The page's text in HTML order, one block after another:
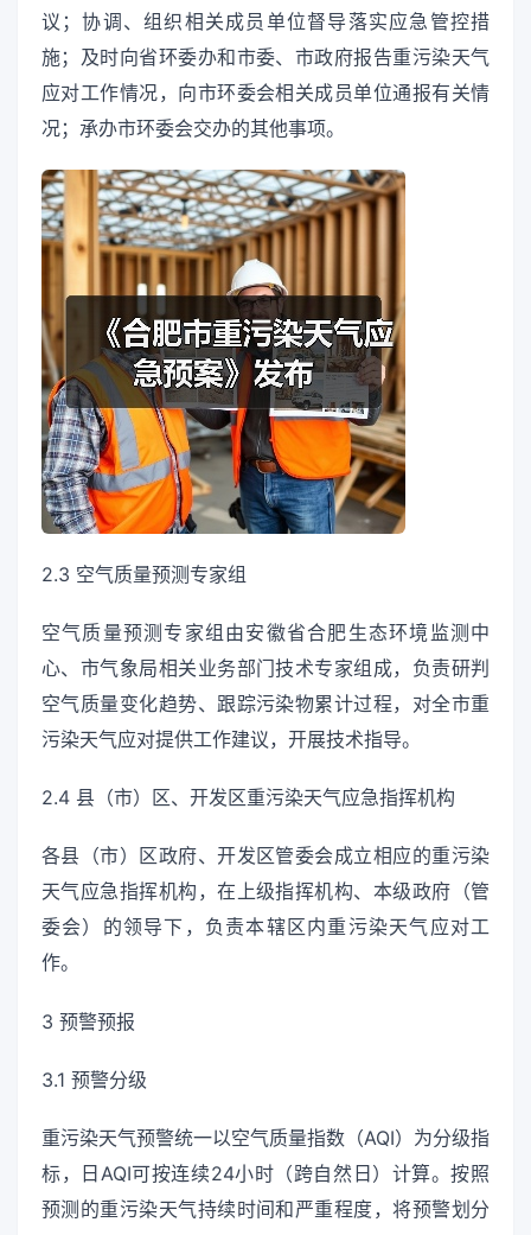
议；协调、组织相关成员单位督导落实应急管控措
施；及时向省环委办和市委、市政府报告重污染天气
应对工作情况，向市环委会相关成员单位通报有关情
况；承办市环委会交办的其他事项。
2.3 空气质量预测专家组
空气质量预测专家组由安徽省合肥生态环境监测中
心、市气象局相关业务部门技术专家组成，负责研判
空气质量变化趋势、跟踪污染物累计过程，对全市重
污染天气应对提供工作建议，开展技术指导。
2.4 县（市）区、开发区重污染天气应急指挥机构
各县（市）区政府、开发区管委会成立相应的重污染
天气应急指挥机构，在上级指挥机构、本级政府（管
委会）的领导下，负责本辖区内重污染天气应对工
作。
3 预警预报
3.1 预警分级
重污染天气预警统一以空气质量指数（AQI）为分级指
标，日AQI可按连续24小时（跨自然日）计算。按照
预测的重污染天气持续时间和严重程度，将预警划分